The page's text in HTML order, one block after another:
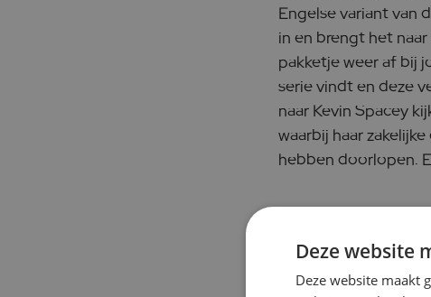
Engelse variant van
in en brengt het
pakketje weer af bij
serie vindt en deze
naar Kevin Spacey
waarbij haar
hebben doorlopen.
Wirwar
Het versturen van
Deze website
Deze website maakt